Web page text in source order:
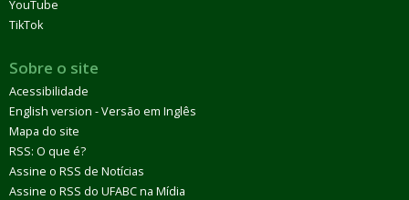
YouTube
TikTok
Sobre o site
Acessibilidade
English version - Versão em Inglês
Mapa do site
RSS: O que é?
Assine o RSS de Notícias
Assine o RSS do UFABC na Mídia